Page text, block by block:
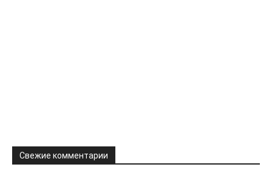
Свежие комментарии